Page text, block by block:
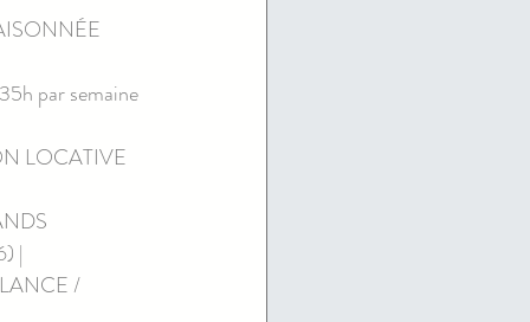
par semaine
LOCATIVE
|
/